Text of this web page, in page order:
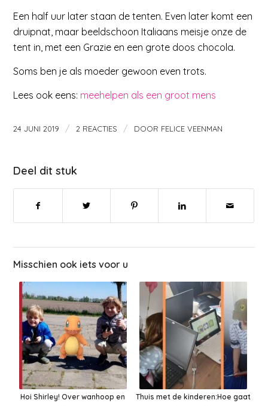
Een half uur later staan de tenten. Even later komt een
druipnat, maar beeldschoon Italiaans meisje onze de
tent in, met een Grazie en een grote doos chocola.
Soms ben je als moeder gewoon even trots.
Lees ook eens: meehelpen als een groot mens
24 JUNI 2019 / 2 REACTIES / DOOR FELICE VEENMAN
Deel dit stuk
Misschien ook iets voor u
Hoi Shirley! Over wanhoop en
Thuis met de kinderen:Hoe gaat